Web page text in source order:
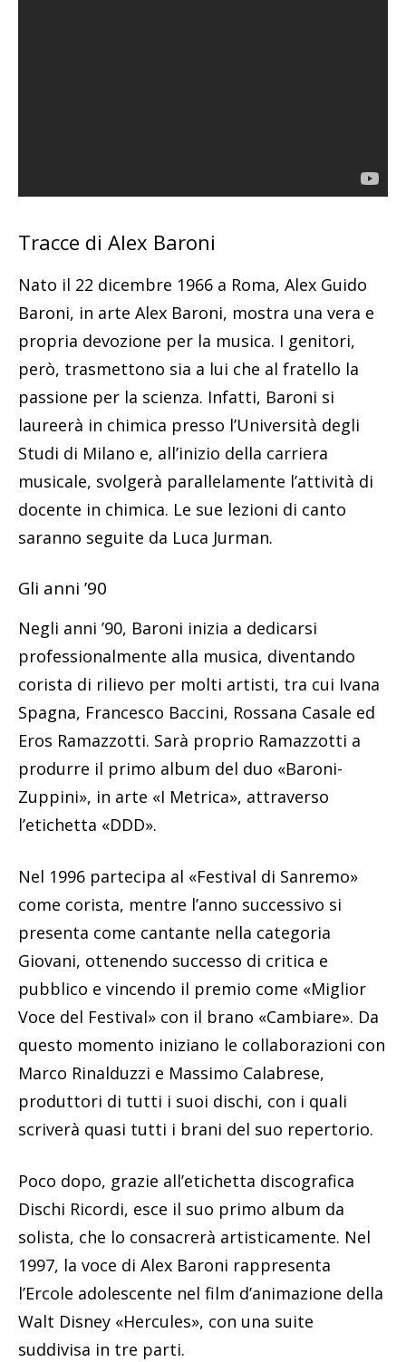
Tracce di Alex Baroni
Nato il 22 dicembre 1966 a Roma, Alex Guido
Baroni, in arte Alex Baroni, mostra una vera e
propria devozione per la musica. I genitori,
però, trasmettono sia a lui che al fratello la
passione per la scienza. Infatti, Baroni si
laureerà in chimica presso l’Università degli
Studi di Milano e, all’inizio della carriera
musicale, svolgerà parallelamente l’attività di
docente in chimica. Le sue lezioni di canto
saranno seguite da Luca Jurman.
Gli anni ’90
Negli anni ’90, Baroni inizia a dedicarsi
professionalmente alla musica, diventando
corista di rilievo per molti artisti, tra cui Ivana
Spagna, Francesco Baccini, Rossana Casale ed
Eros Ramazzotti. Sarà proprio Ramazzotti a
produrre il primo album del duo «Baroni-
Zuppini», in arte «I Metrica», attraverso
l’etichetta «DDD».
Nel 1996 partecipa al «Festival di Sanremo»
come corista, mentre l’anno successivo si
presenta come cantante nella categoria
Giovani, ottenendo successo di critica e
pubblico e vincendo il premio come «Miglior
Voce del Festival» con il brano «Cambiare». Da
questo momento iniziano le collaborazioni con
Marco Rinalduzzi e Massimo Calabrese,
produttori di tutti i suoi dischi, con i quali
scriverà quasi tutti i brani del suo repertorio.
Poco dopo, grazie all’etichetta discografica
Dischi Ricordi, esce il suo primo album da
solista, che lo consacrerà artisticamente. Nel
1997, la voce di Alex Baroni rappresenta
l’Ercole adolescente nel film d’animazione della
Walt Disney «Hercules», con una suite
suddivisa in tre parti.